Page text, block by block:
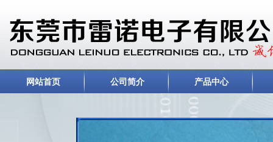
网站首页 公司简介 产品中心